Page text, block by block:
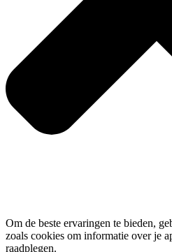
Om de beste ervaringen te bieden,
zoals cookies om informatie over je
raadplegen.